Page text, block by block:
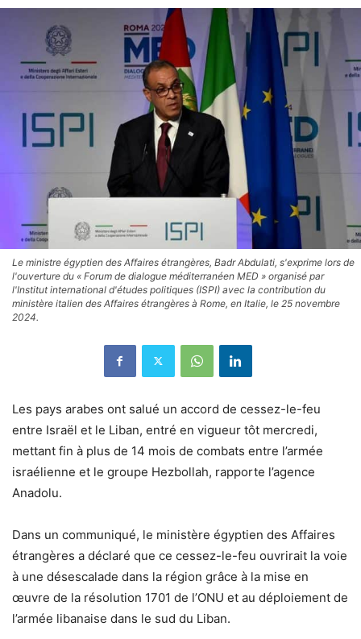
Le ministre égyptien des Affaires étrangères, Badr Abdulati, s'exprime lors de
l'ouverture du « Forum de dialogue méditerranéen MED » organisé par
l'Institut international d'études politiques (ISPI) avec la contribution du
ministère italien des Affaires étrangères à Rome, en Italie, le 25 novembre
2024.
Les pays arabes ont salué un accord de cessez-le-feu
entre Israël et le Liban, entré en vigueur tôt mercredi,
mettant fin à plus de 14 mois de combats entre l’armée
israélienne et le groupe Hezbollah, rapporte l’agence
Anadolu.
Dans un communiqué, le ministère égyptien des Affaires
étrangères a déclaré que ce cessez-le-feu ouvrirait la voie
à une désescalade dans la région grâce à la mise en
œuvre de la résolution 1701 de l’ONU et au déploiement de
l’armée libanaise dans le sud du Liban.